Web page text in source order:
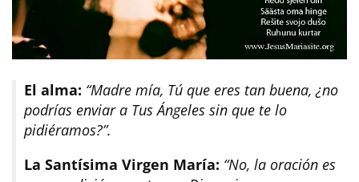
El alma: “Madre mía, Tú que eres tan buena, ¿no
podrías enviar a Tus Ángeles sin que te lo
pidiéramos?”.
La Santísima Virgen María: “No, la oración es